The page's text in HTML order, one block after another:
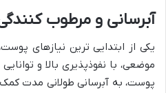
آبرسانی و مرطوب
یکی از ابتدایی ترین نیازهای
موضعی، با نفوذپذیری بالا و
پوست، به آبرسانی طولانی مدت